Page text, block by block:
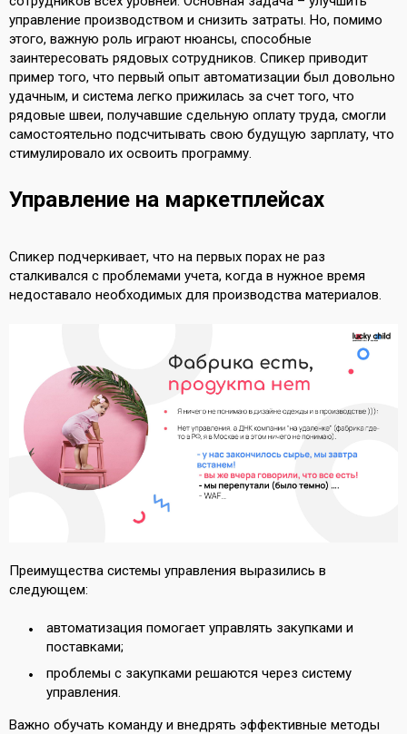
управление производством и снизить затраты. Но, помимо
этого, важную роль играют нюансы, способные
заинтересовать рядовых сотрудников. Спикер приводит
пример того, что первый опыт автоматизации был довольно
удачным, и система легко прижилась за счет того, что
рядовые швеи, получавшие сдельную оплату труда, смогли
самостоятельно подсчитывать свою будущую зарплату, что
стимулировало их освоить программу.
Управление на маркетплейсах
Спикер подчеркивает, что на первых порах не раз
сталкивался с проблемами учета, когда в нужное время
недоставало необходимых для производства материалов.
Преимущества системы управления выразились в
следующем:
автоматизация помогает управлять закупками и
поставками;
проблемы с закупками решаются через систему
управления.
Важно обучать команду и внедрять эффективные методы